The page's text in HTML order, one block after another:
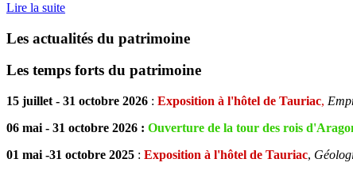
Lire la suite
Les actualités du patrimoine
Les temps forts du patrimoine
15 juillet - 31 octobre 2026 : Exposition à l'hôtel de Tauriac,
06 mai - 31 octobre 2026 : Ouverture de la tour des rois
01 mai -31 octobre 2025 : Exposition à l'hôtel de Tauriac,